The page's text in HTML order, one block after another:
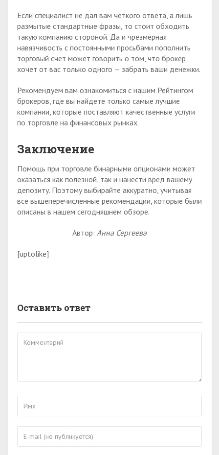
Если специалист не дал вам четкого ответа, а лишь
размытые стандартные фразы, то стоит обходить
такую компанию стороной. Да и чрезмерная
навязчивость с постоянными просьбами пополнить
торговый счет может говорить о том, что брокер
хочет от вас только одного — забрать ваши денежки.
Рекомендуем вам ознакомиться с нашим Рейтингом
брокеров, где вы найдете только самые лучшие
компании, которые поставляют качественные услуги
по торговле на финансовых рынках.
Заключение
Помощь при торговле бинарными опционами может
оказаться как полезной, так и нанести вред вашему
депозиту. Поэтому выбирайте аккуратно, учитывая
все вышеперечисленные рекомендации, которые были
описаны в нашем сегодняшнем обзоре.
Автор: Анна Сергеева
[uptolike]
Оставить ответ